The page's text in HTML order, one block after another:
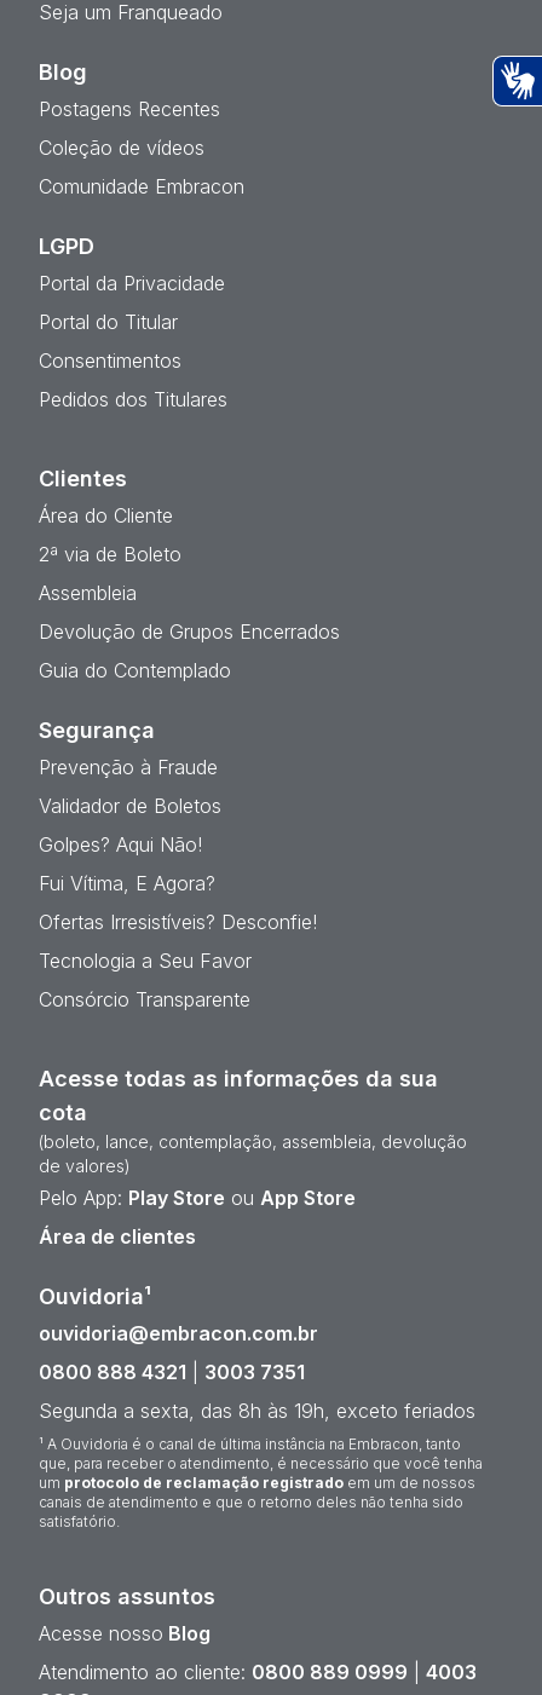
Seja um Franqueado
Blog
Postagens Recentes
Coleção de vídeos
Comunidade Embracon
LGPD
Portal da Privacidade
Portal do Titular
Consentimentos
Pedidos dos Titulares
Clientes
Área do Cliente
2ª via de Boleto
Assembleia
Devolução de Grupos Encerrados
Guia do Contemplado
Segurança
Prevenção à Fraude
Validador de Boletos
Golpes? Aqui Não!
Fui Vítima, E Agora?
Ofertas Irresistíveis? Desconfie!
Tecnologia a Seu Favor
Consórcio Transparente
Acesse todas as informações da sua
cota
(boleto, lance, contemplação, assembleia, devolução
de valores)
Pelo App: Play Store ou App Store
Área de clientes
Ouvidoria¹
ouvidoria@embracon.com.br
0800 888 4321
3003 7351
Segunda a sexta, das 8h às 19h, exceto feriados
¹ A Ouvidoria é o canal de última instância na Embracon, tanto
que, para receber o atendimento, é necessário que você tenha
um protocolo de reclamação registrado em um de nossos
canais de atendimento e que o retorno deles não tenha sido
satisfatório.
Outros assuntos
Acesse nosso Blog
Atendimento ao cliente: 0800 889 0999
4003